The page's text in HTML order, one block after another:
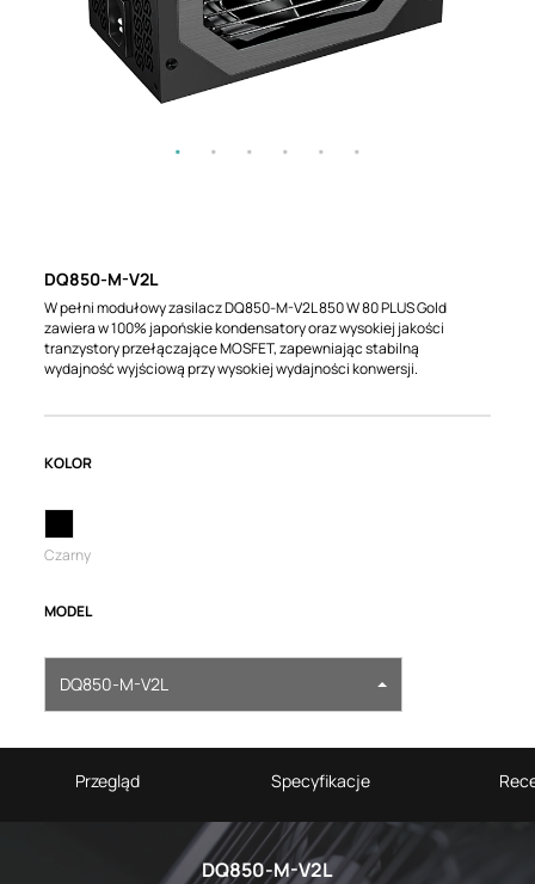
DQ850-M-V2L
W pełni modułowy zasilacz DQ850-M-V2L 850 W 80 PLUS Gold
zawiera w 100% japońskie kondensatory oraz wysokiej jakości
tranzystory przełączające MOSFET, zapewniając stabilną
wydajność wyjściową przy wysokiej wydajności konwersji.
KOLOR
Czarny
MODEL
DQ850-M-V2L
Przegląd Specyfikacje
DQ850-M-V2L